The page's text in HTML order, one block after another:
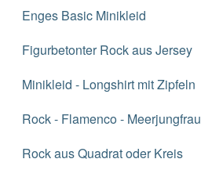
Enges Basic Minikleid
Figurbetonter Rock aus Jersey
Minikleid - Longshirt mit Zipfeln
Rock - Flamenco - Meerjungfrau
Rock aus Quadrat oder Kreis